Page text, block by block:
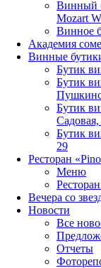
Винный
Mozart
Винное
Академия
Винные
Бутик
Бутик
Бутик
Бутик
29
Ресторан
Меню
Вечера со
Новости
Все
Отчеты